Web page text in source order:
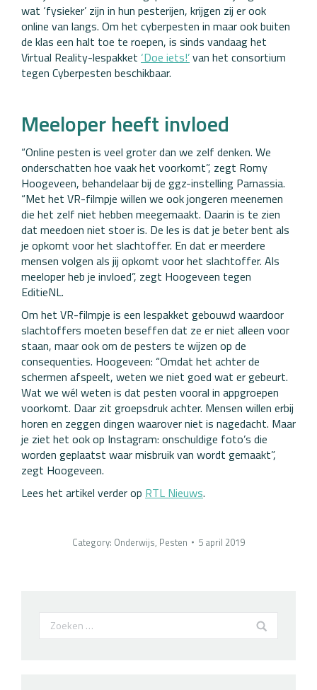
wat ‘fysieker’ zijn in hun pesterijen, krijgen zij er ook
online van langs. Om het cyberpesten in maar ook buiten
de klas een halt toe te roepen, is sinds vandaag het
Virtual Reality-lespakket ‘Doe iets!’van het consortium
tegen Cyberpesten beschikbaar.
Meeloper heeft invloed
“Online pesten is veel groter dan we zelf denken. We
onderschatten hoe vaak het voorkomt”, zegt Romy
Hoogeveen, behandelaar bij de ggz-instelling Parnassia.
“Met het VR-filmpje willen we ook jongeren meenemen
die het zelf niet hebben meegemaakt. Daarin is te zien
dat meedoen niet stoer is. De les is dat je beter bent als
je opkomt voor het slachtoffer. En dat er meerdere
mensen volgen als jij opkomt voor het slachtoffer. Als
meeloper heb je invloed”, zegt Hoogeveen tegen
EditieNL.
Om het VR-filmpje is een lespakket gebouwd waardoor
slachtoffers moeten beseffen dat ze er niet alleen voor
staan, maar ook om de pesters te wijzen op de
consequenties. Hoogeveen: “Omdat het achter de
schermen afspeelt, weten we niet goed wat er gebeurt.
Wat we wél weten is dat pesten vooral in appgroepen
voorkomt. Daar zit groepsdruk achter. Mensen willen erbij
horen en zeggen dingen waarover niet is nagedacht. Maar
je ziet het ook op Instagram: onschuldige foto’s die
worden geplaatst waar misbruik van wordt gemaakt”,
zegt Hoogeveen.
Lees het artikel verder op RTL Nieuws.
Category: Onderwijs, Pesten 5 april 2019
Search: